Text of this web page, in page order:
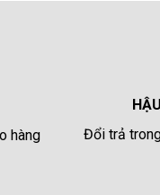
hàng
Đổi trả